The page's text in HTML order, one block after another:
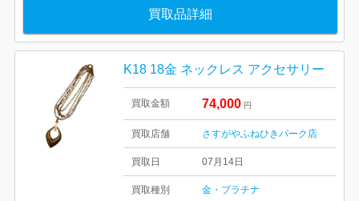
買取品詳細
K18 18金 ネックレス アクセサリー
買取金額 74,000 円
買取店舗 さすがやふねひきパーク店
買取日 07月14日
買取種別 金・プラチナ